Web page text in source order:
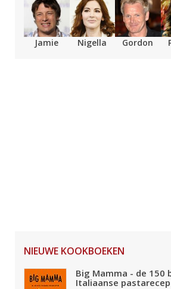
Jamie Nigella Gordon
NIEUWE KOOKBOEKEN
Big Mamma - de 150
Italiaanse